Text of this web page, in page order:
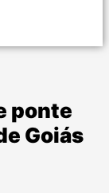
ponte
Goiás